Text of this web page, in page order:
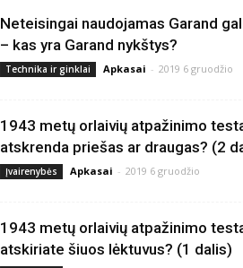
Neteisingai naudojamas Garand
– kas yra Garand nykštys?
Technika ir ginklai Apkasai - 2019 6 gruodžio
1943 metų orlaivių atpažinimo
atskrenda priešas ar draugas? (2
Įvairenybės Apkasai - 2019 6 gruodžio
1943 metų orlaivių atpažinimo
atskiriate šiuos lėktuvus? (1 dalis)